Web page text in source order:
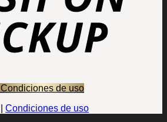
Condiciones de uso
Condiciones de uso